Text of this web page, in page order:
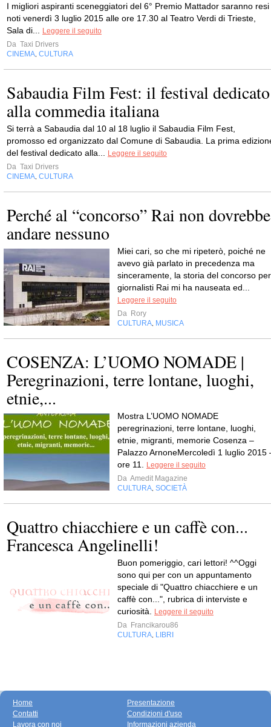
I migliori aspiranti sceneggiatori del 6° Premio Mattador saranno resi
noti venerdì 3 luglio 2015 alle ore 17.30 al Teatro Verdi di Trieste,
Sala di...
Leggere il seguito
Da Taxi Drivers
CINEMA CULTURA
Sabaudia Film Fest: il festival dedicato
alla commedia italiana
Si terrà a Sabaudia dal 10 al 18 luglio il Sabaudia Film Fest,
promosso ed organizzato dal Comune di Sabaudia. La prima
del festival dedicato alla...
Leggere il seguito
Da Taxi Drivers
CINEMA CULTURA
Perché al “concorso” Rai non dovrebbe
andare nessuno
Miei cari, so che mi ripeterò, poiché ne
avevo già parlato in precedenza ma
sinceramente, la storia del concorso per
giornalisti Rai mi ha nauseata ed...
Leggere il seguito
Da Rory
CULTURA MUSICA
COSENZA: L’UOMO NOMADE |
Peregrinazioni, terre lontane, luoghi,
etnie,...
Mostra L’UOMO NOMADE
peregrinazioni, terre lontane, luoghi,
etnie, migranti, memorie Cosenza –
Palazzo ArnoneMercoledì 1 luglio 2015
ore 11.
Leggere il seguito
Da Amedit Magazine
CULTURA SOCIETÀ
Quattro chiacchiere e un caffè con...
Francesca Angelinelli!
Buon pomeriggio, cari lettori! ^^Oggi
sono qui per con un appuntamento
speciale di "Quattro chiacchiere e un
caffè con...", rubrica di interviste e
curiosità.
Leggere il seguito
Da Francikarou86
CULTURA LIBRI
Home
Contatti
Lavora con noi
Presentazione
Condizioni d'uso
Informazioni azienda